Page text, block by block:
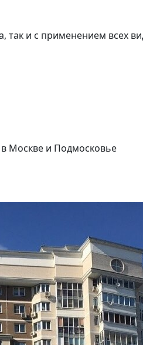
так и с применением всех
Москве и Подмосковье